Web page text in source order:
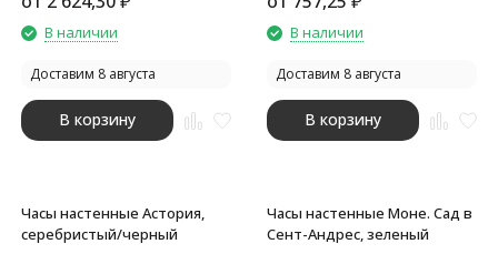
В наличии
Доставим 8 августа
В корзину
В наличии
Доставим 8 августа
В корзину
Часы настенные Астория,
серебристый/черный
Часы настенные Моне. Сад в
Сент-Андрес, зеленый